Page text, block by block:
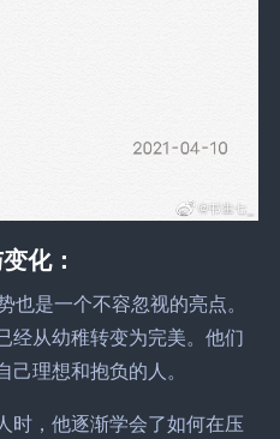
化：
是一个不容忽视的亮点。
经从幼稚转变为完美。他们
理想和抱负的人。
时，他逐渐学会了如何在压